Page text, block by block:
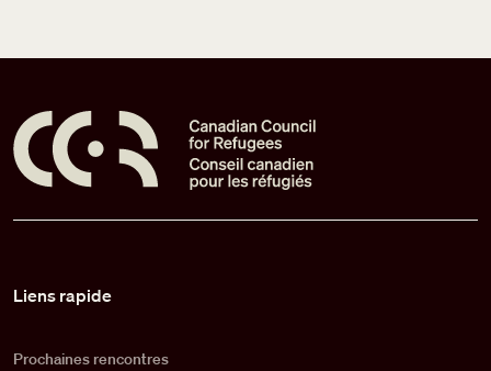
Liens rapide
Prochaines rencontres